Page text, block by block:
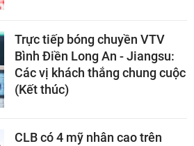
Trực tiếp bóng chuyền VTV
Bình Điền Long An - Jiangsu:
Các vị khách thắng chung cuộc
(Kết thúc)
CLB có 4 mỹ nhân cao trên